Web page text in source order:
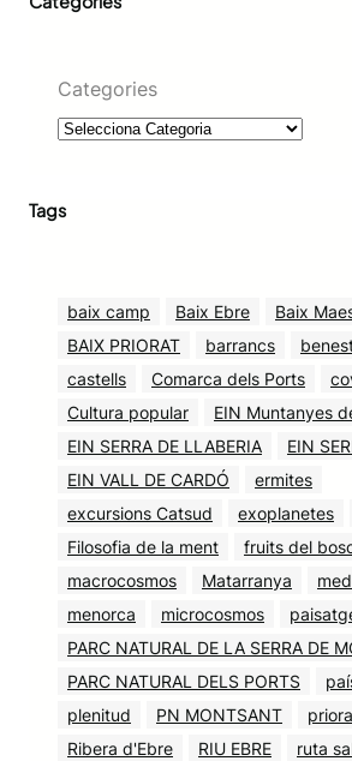
Categories
Tags
baix camp Baix Ebre
Baix
BAIX PRIORAT
barrancs
castells
Comarca dels Ports
Cultura popular
EIN Muntanyes
EIN SERRA DE LLABERIA
EIN
EIN VALL DE CARDÓ
ermites
excursions Catsud
exoplanetes
Filosofia de la ment
fruits del
macrocosmos
Matarranya
menorca
microcosmos
PARC NATURAL DE LA SERRA DE
PARC NATURAL DELS PORTS
plenitud
PN MONTSANT
Ribera d'Ebre
RIU EBRE
ruta